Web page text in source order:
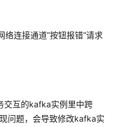
络连接通道”按钮报错“请求
交互的kafka实例里中跨
问题，会导致修改kafka实